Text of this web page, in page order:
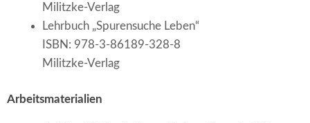
Militzke-Verlag
Lehrbuch „Spurensuche Leben“
ISBN: 978-3-86189-328-8
Militzke-Verlag
Arbeitsmaterialien